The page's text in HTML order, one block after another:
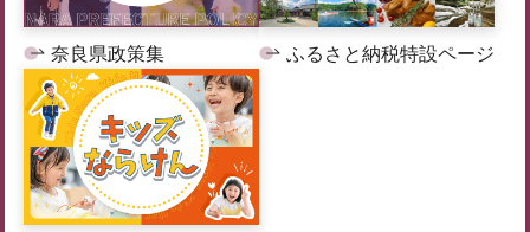
奈良県政策集 ふるさと納税特設ページ